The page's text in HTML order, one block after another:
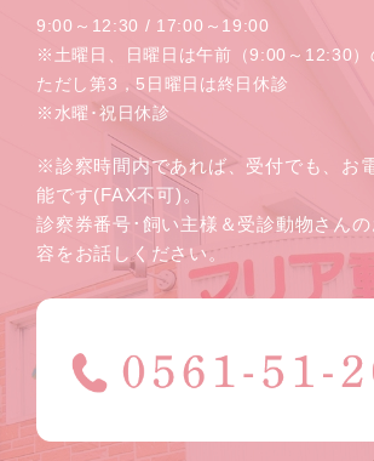
9:00～12:30 / 17:00～19:00
※土曜日、日曜日は午前（9:00～12:30）
ただし第3，5日曜日は終日休診
※水曜･祝日休診
※診察時間内であれば、受付でも、お
能です(FAX不可)。
診察券番号･飼い主様＆受診動物さん
容をお話しください。